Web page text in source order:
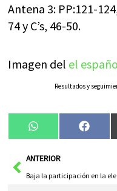
Antena 3: PP:121-
74 y C’s, 46-50.
Imagen del el
Resultados y
Compartir
en
WhatsApp
en
AntANTERIOR